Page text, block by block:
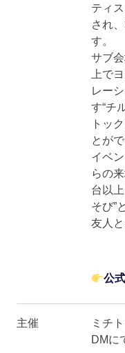
ティ
され
す。
サブ
上で
レー
す“チ
トッ
とがで
イベ
らの
台以
そび”
友人
公
主催
ミチ
DMに